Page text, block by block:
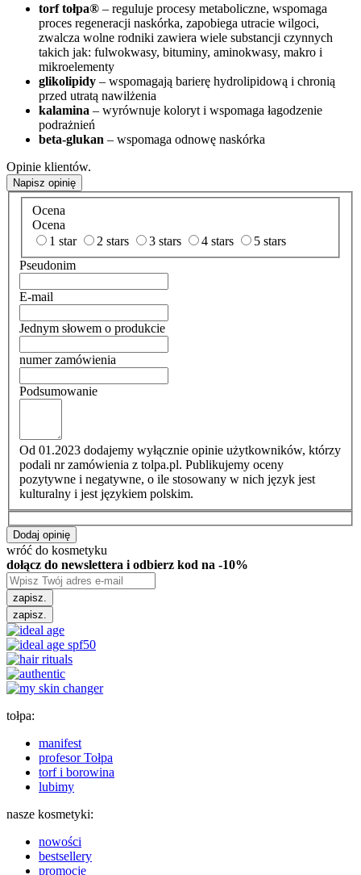
torf tołpa® – reguluje procesy metaboliczne, wspomaga
proces regeneracji naskórka, zapobiega utracie wilgoci,
zwalcza wolne rodniki zawiera wiele substancji czynnych
takich jak: fulwokwasy, bituminy, aminokwasy, makro i
mikroelementy
glikolipidy – wspomagają barierę hydrolipidową i chronią
przed utratą nawilżenia
kalamina – wyrównuje koloryt i wspomaga łagodzenie
podrażnień
beta-glukan – wspomaga odnowę naskórka
Opinie klientów.
Napisz opinię
Ocena
Ocena
1 star
2 stars 3 stars 4 stars
5 stars
Pseudonim
E-mail
Jednym słowem o produkcie
numer zamówienia
Podsumowanie
Od 01.2023 dodajemy wyłącznie opinie użytkowników, którzy
podali nr zamówienia z tolpa.pl. Publikujemy oceny
pozytywne i negatywne, o ile stosowany w nich język jest
kulturalny i jest językiem polskim.
Dodaj opinię
wróć do kosmetyku
dołącz do newslettera i odbierz kod na -10%
zapisz.
zapisz.
tołpa:
manifest
profesor Tołpa
torf i borowina
lubimy
nasze kosmetyki:
nowości
bestsellery
promocje